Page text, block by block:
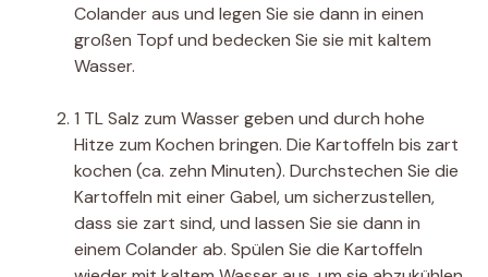
Colander aus und legen Sie sie dann in einen
großen Topf und bedecken Sie sie mit kaltem
Wasser.
1 TL Salz zum Wasser geben und durch hohe
Hitze zum Kochen bringen. Die Kartoffeln bis zart
kochen (ca. zehn Minuten). Durchstechen Sie die
Kartoffeln mit einer Gabel, um sicherzustellen,
dass sie zart sind, und lassen Sie sie dann in
einem Colander ab. Spülen Sie die Kartoffeln